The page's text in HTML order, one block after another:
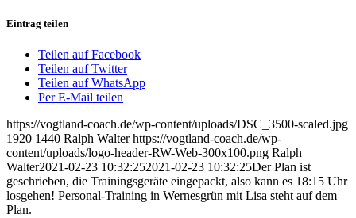
Eintrag teilen
Teilen auf Facebook
Teilen auf Twitter
Teilen auf WhatsApp
Per E-Mail teilen
https://vogtland-coach.de/wp-content/uploads/DSC_3500-scaled.jpg
1920 1440 Ralph Walter https://vogtland-coach.de/wp-
content/uploads/logo-header-RW-Web-300x100.png Ralph
Walter2021-02-23 10:32:252021-02-23 10:32:25Der Plan ist
geschrieben, die Trainingsgeräte eingepackt, also kann es 18:15 Uhr
losgehen! Personal-Training in Wernesgrün mit Lisa steht auf dem
Plan.